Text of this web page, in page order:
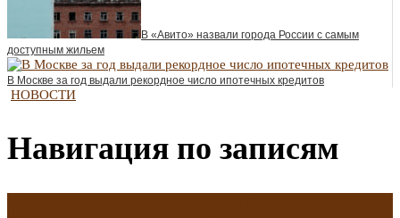
В «Авито» назвали города России с самым
доступным жильем
В Москве за год выдали рекордное число ипотечных кредитов
НОВОСТИ
Навигация по записям